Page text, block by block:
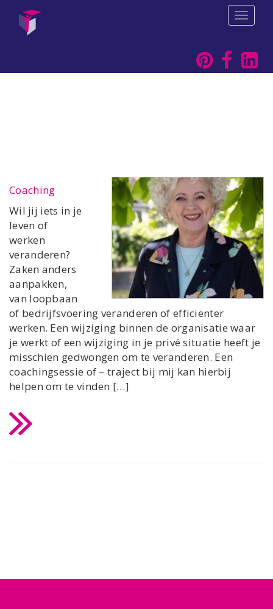
T
o
g
l
e
i
o
n
Coaching
Wil jij iets in je
leven of
werken
veranderen?
Zaken anders
aanpakken,
van loopbaan
of bedrijfsvoering veranderen of efficiënter
werken. Een wijziging binnen de organisatie waar
je werkt of een wijziging in je privé situatie heeft je
misschien gedwongen om te veranderen. Een
coachingsessie of – traject bij mij kan hierbij
helpen om te vinden […]